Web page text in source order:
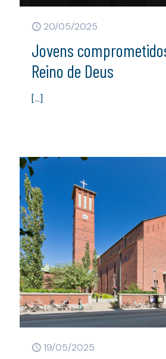
20/05/2025
Jovens
Reino de Deus
[…]
19/05/2025